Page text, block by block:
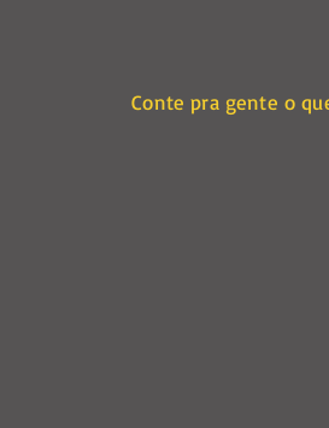
Conte pra gente o